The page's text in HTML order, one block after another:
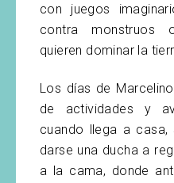
con juegos
contra monstruos
quieren dominar la
Los días de
de actividades y
cuando llega a
darse una ducha a
a la cama, donde